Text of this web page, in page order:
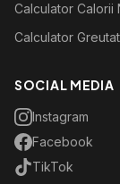
Calculator Calorii
Calculator
SOCIAL MEDIA
Instagram
Facebook
TikTok